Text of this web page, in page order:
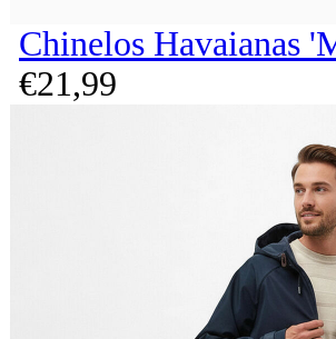
Chinelos Havaianas
€21,99